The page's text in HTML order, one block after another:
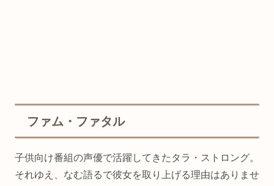
ファム・ファタル
子供向け番組の声優で活躍してきたタラ・ストロング。
それゆえ、なむ語るで彼女を取り上げる理由はありませ